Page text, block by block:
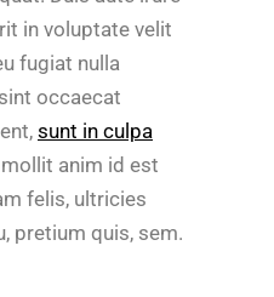
in voluptate velit
fugiat nulla
occaecat
sunt in culpa
anim id est
felis, ultricies
pretium quis, sem.